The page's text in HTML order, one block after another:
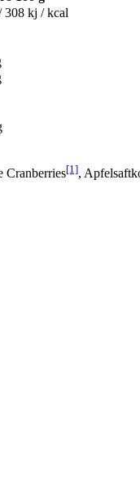
308 kj / kcal
Cranberries[1],